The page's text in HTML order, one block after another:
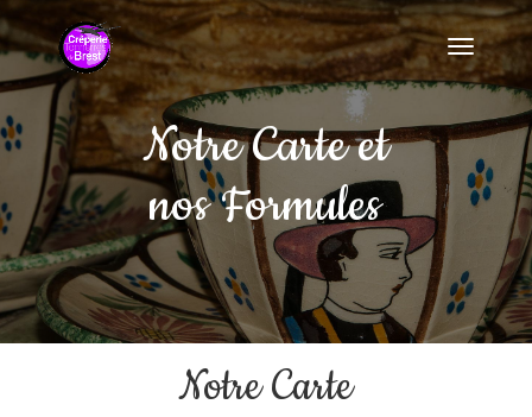
Notre Carte et
nos Formules
Notre Carte